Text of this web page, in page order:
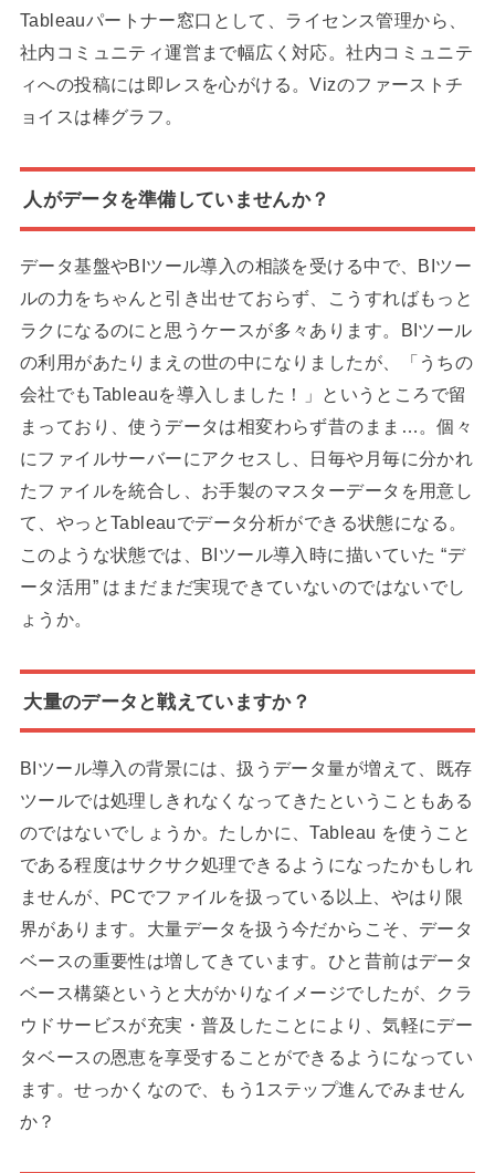
Tableauパートナー窓口として、ライセンス管理から、
社内コミュニティ運営まで幅広く対応。社内コミュニテ
ィへの投稿には即レスを心がける。Vizのファーストチ
ョイスは棒グラフ。
人がデータを準備していませんか？
データ基盤やBIツール導入の相談を受ける中で、BIツー
ルの力をちゃんと引き出せておらず、こうすればもっと
ラクになるのにと思うケースが多々あります。BIツール
の利用があたりまえの世の中になりましたが、「うちの
会社でもTableauを導入しました！」というところで留
まっており、使うデータは相変わらず昔のまま…。個々
にファイルサーバーにアクセスし、日毎や月毎に分かれ
たファイルを統合し、お手製のマスターデータを用意し
て、やっとTableauでデータ分析ができる状態になる。
このような状態では、BIツール導入時に描いていた “デ
ータ活用” はまだまだ実現できていないのではないでし
ょうか。
大量のデータと戦えていますか？
BIツール導入の背景には、扱うデータ量が増えて、既存
ツールでは処理しきれなくなってきたということもある
のではないでしょうか。たしかに、Tableau を使うこと
である程度はサクサク処理できるようになったかもしれ
ませんが、PCでファイルを扱っている以上、やはり限
界があります。大量データを扱う今だからこそ、データ
ベースの重要性は増してきています。ひと昔前はデータ
ベース構築というと大がかりなイメージでしたが、クラ
ウドサービスが充実・普及したことにより、気軽にデー
タベースの恩恵を享受することができるようになってい
ます。せっかくなので、もう1ステップ進んでみません
か？